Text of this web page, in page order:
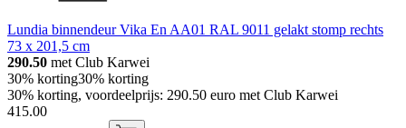
Lundia binnendeur Vika En AA01 RAL 9011 gelakt stomp rechts
73 x 201,5 cm
290.50 met Club Karwei
30% korting30% korting
30% korting, voordeelprijs: 290.50 euro met Club Karwei
415.00